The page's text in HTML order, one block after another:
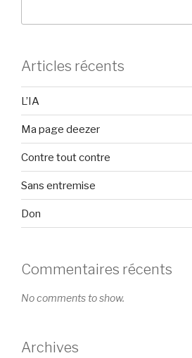
Articles récents
L’IA
Ma page deezer
Contre tout contre
Sans entremise
Don
Commentaires récents
No comments to show.
Archives